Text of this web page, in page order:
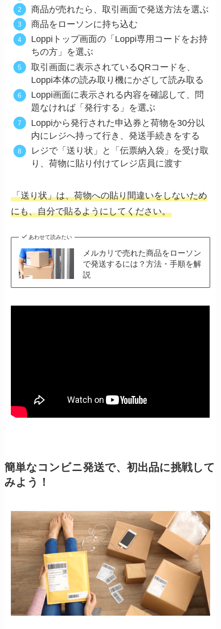
商品が売れたら、取引画面で発送方法を選ぶ
商品をローソンに持ち込む
Loppiトップ画面の「Loppi専用コードをお持
ちの方」を選ぶ
取引画面に表示されているQRコードを、
Loppi本体の読み取り機にかざして読み取る
Loppi画面に表示される内容を確認して、問
題なければ「発行する」を選ぶ
Loppiから発行された申込券と荷物を30分以
内にレジへ持って行き、発送手続きをする
レジで「送り状」と「伝票納入袋」を受け取
り、荷物に貼り付けてレジ店員に渡す
「送り状」は、荷物への貼り間違いをしないため
にも、自分で貼るようにしてください。
あわせて読みたい
メルカリで売れた商品をローソン
で発送するには？方法・手順を解
説
簡単なコンビニ発送で、初出品に挑戦して
みよう！